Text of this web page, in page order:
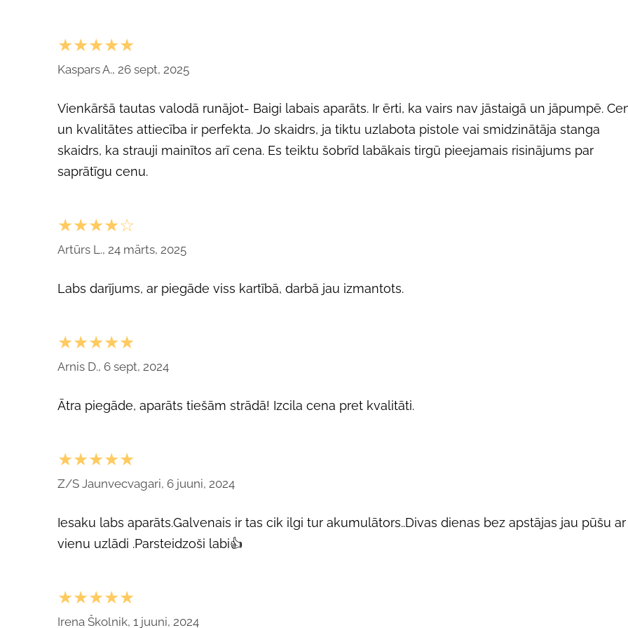
★★★★★
Kaspars A., 26 sept, 2025
Vienkāršā tautas valodā runājot- Baigi labais aparāts. Ir ērti, ka vairs nav jāstaigā un jāpumpē.
un kvalitātes attiecība ir perfekta. Jo skaidrs, ja tiktu uzlabota pistole vai smidzinātāja stanga
skaidrs, ka strauji mainītos arī cena. Es teiktu šobrīd labākais tirgū pieejamais risinājums par
saprātīgu cenu.
★★★★☆
Artūrs L., 24 märts, 2025
Labs darījums, ar piegāde viss kartībā, darbā jau izmantots.
★★★★★
Arnis D., 6 sept, 2024
Ātra piegāde, aparāts tiešām strādā! Izcila cena pret kvalitāti.
★★★★★
Z/S Jaunvecvagari, 6 juuni, 2024
Iesaku labs aparāts.Galvenais ir tas cik ilgi tur akumulātors..Divas dienas bez apstājas jau pūšu ar
vienu uzlādi .Parsteidzoši labi👍
★★★★★
Irena Školnik, 1 juuni, 2024